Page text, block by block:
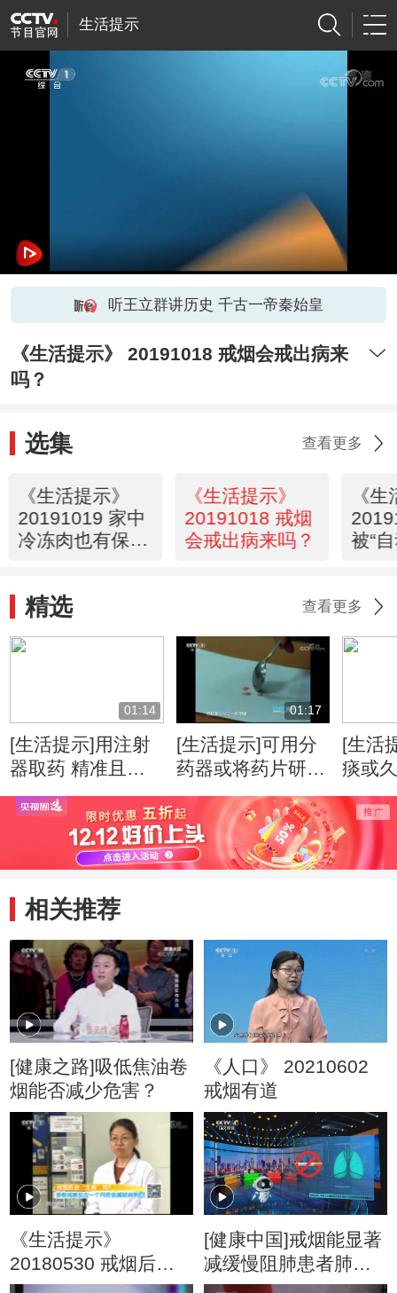
生活提示
听王立群讲历史 千古一帝秦始皇
《生活提示》 20191018 戒烟会戒出病来
吗？
选集 查看更多
《生活提示》
20191019 家中
冷冻肉也有保质
《生活提示》
20191018 戒烟
会戒出病来吗？
《
被“
精选 查看更多
01:14
[生活提示]用注射
器取药 精准且不
易撒漏
01:17
[生活提示]可用分
药器或将药片研成
粉分药
[生活
痰或
暂用
相关推荐
[健康之路]吸低焦油卷
烟能否减少危害？
《人口》 20210602
戒烟有道
《生活提示》
20180530 戒烟后
会“生病”吗？
[健康中国]戒烟能显著
减缓慢阻肺患者肺功
能下降的问题